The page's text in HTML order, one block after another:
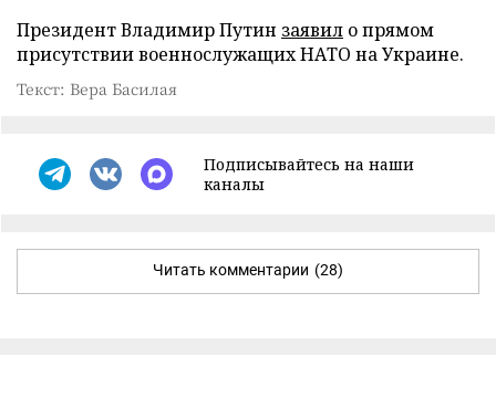
Президент Владимир Путин заявил о прямом
присутствии военнослужащих НАТО на Украине.
Текст: Вера Басилая
Подписывайтесь на наши
каналы
Читать комментарии (28)